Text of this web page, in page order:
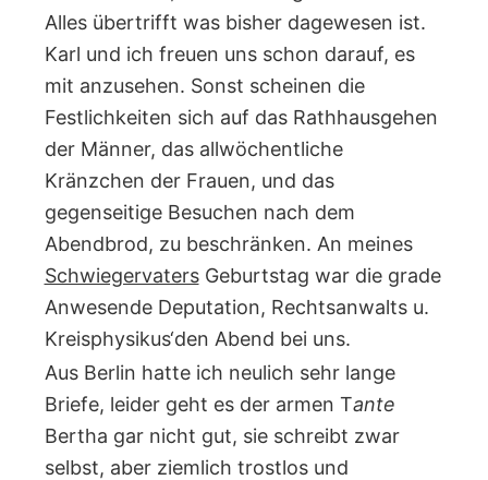
Alles übertrifft was bisher dagewesen ist.
Karl und ich freuen uns schon darauf, es
mit anzusehen. Sonst scheinen die
Festlichkeiten sich auf das Rathhausgehen
der Männer, das allwöchentliche
Kränzchen der Frauen, und das
gegenseitige Besuchen nach dem
Abendbrod, zu beschränken. An meines
SchwiegervatersGeburtstag war die grade
Anwesende Deputation, Rechtsanwalts u.
Kreisphysikus‘den Abend bei uns.
Aus Berlin hatte ich neulich sehr lange
Briefe, leider geht es der armen Tante
Bertha gar nicht gut, sie schreibt zwar
selbst, aber ziemlich trostlos und